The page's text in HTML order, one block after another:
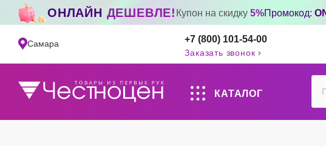
ОНЛАЙН ДЕШЕВЛЕ! Купон на скидку5%Промокод:
Самара +7 (800) 101-54-00
Заказать звонок
КАТАЛОГ